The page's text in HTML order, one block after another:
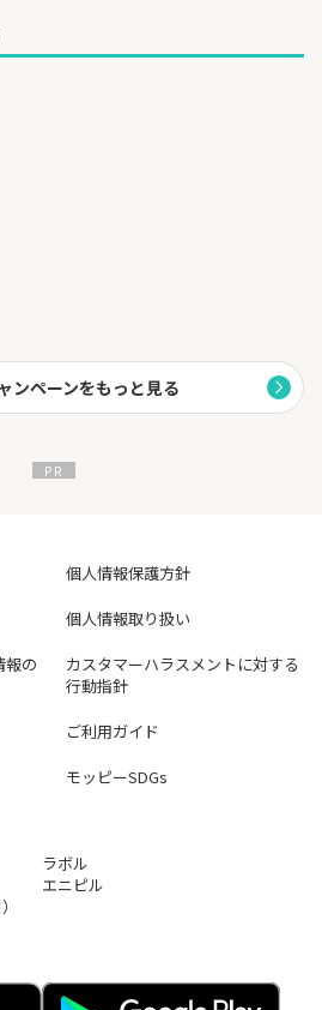
ンペーンをもっと見る
個人情報保護方針
個人情報取り扱い
報の
カスタマーハラスメントに対する
行動指針
ご利用ガイド
モッピーSDGs
ラボル
エニピル